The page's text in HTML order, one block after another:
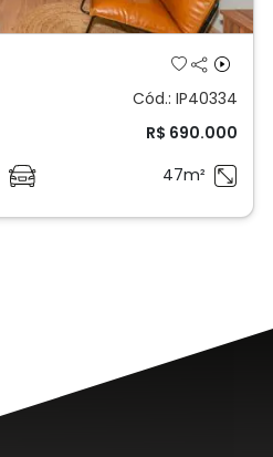
Cód.: IP40334
R$ 690.000
47m²